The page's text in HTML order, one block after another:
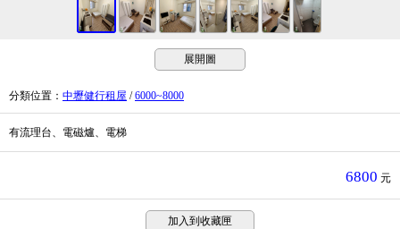
展開圖
分類位置 ： 中壢健行租屋 /6000~8000
有流理台、電磁爐、電梯
6800 元
加入到收藏匣